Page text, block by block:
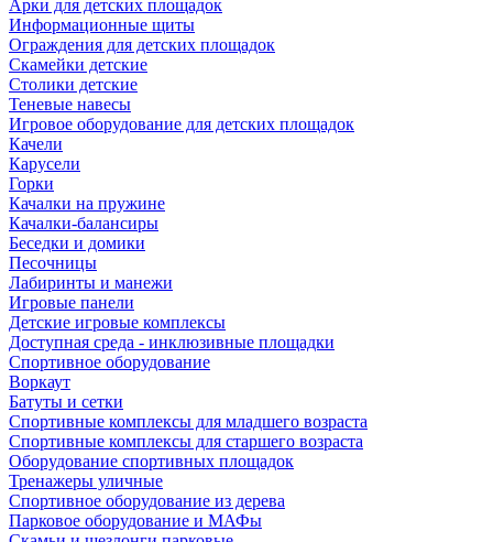
Арки для детских площадок
Информационные щиты
Ограждения для детских площадок
Скамейки детские
Столики детские
Теневые навесы
Игровое оборудование для детских площадок
Качели
Карусели
Горки
Качалки на пружине
Качалки-балансиры
Беседки и домики
Песочницы
Лабиринты и манежи
Игровые панели
Детские игровые комплексы
Доступная среда - инклюзивные площадки
Спортивное оборудование
Воркаут
Батуты и сетки
Спортивные комплексы для младшего возраста
Спортивные комплексы для старшего возраста
Оборудование спортивных площадок
Тренажеры уличные
Спортивное оборудование из дерева
Парковое оборудование и МАФы